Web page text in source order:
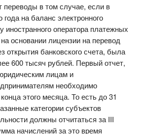
переводы в том случае, если в
года на баланс электронного
иностранного оператора платежных
основании лицензии на перевод
открытия банковского счета, была
600 тысяч рублей. Первый отчет,
лицам и
необходимо
этого месяца. То есть до 31
категории субъектов
должны отчитаться за III
начислений за это время